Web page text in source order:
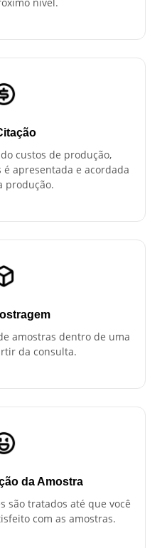
custos de produção,
apresentada e acordada
produção.
amostras dentro de uma
da consulta.
da Amostra
são tratados até que você
com as amostras.